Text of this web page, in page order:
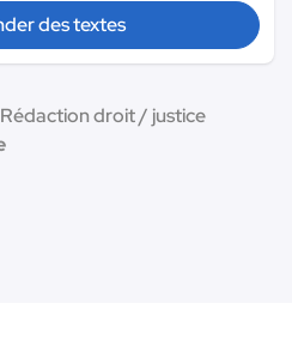
des textes
Rédaction droit / justice